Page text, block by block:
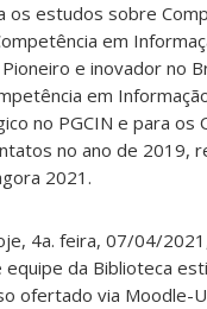
os estudos sobre
em
Pioneiro e inovador
em
no PGCIN e para os
no ano de 2019,
2021.
4a. feira, 07/04/
equipe da Biblioteca
ofertado via Moodle-